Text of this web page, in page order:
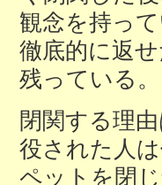
観念を持っ
徹底的に返
残っている
閉関する理
役された人
ペットを閉